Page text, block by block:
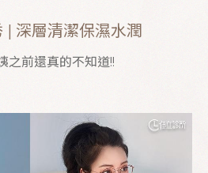
深層清潔保濕水潤
之前還真的不知道!!